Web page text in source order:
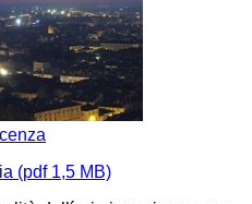
(pdf 1,5 MB)